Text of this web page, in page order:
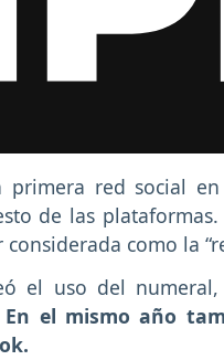
red social
de las
como la
el uso del
En el mismo año